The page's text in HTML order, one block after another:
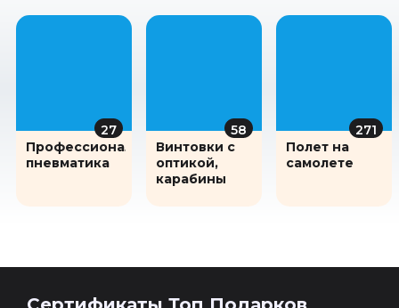
27
Профессиональная
пневматика
58
Винтовки с
оптикой,
карабины
271
Полет на
самолете